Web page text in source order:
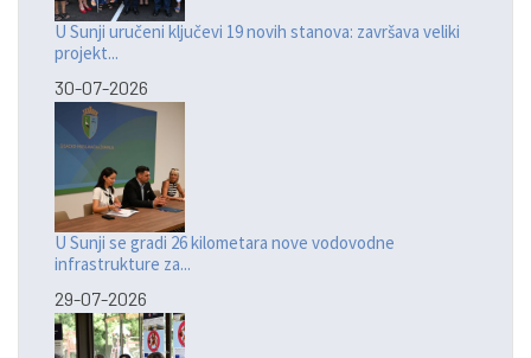
U Sunji uručeni ključevi 19 novih stanova: završava veliki
projekt...
30-07-2026
U Sunji se gradi 26 kilometara nove vodovodne
infrastrukture za...
29-07-2026